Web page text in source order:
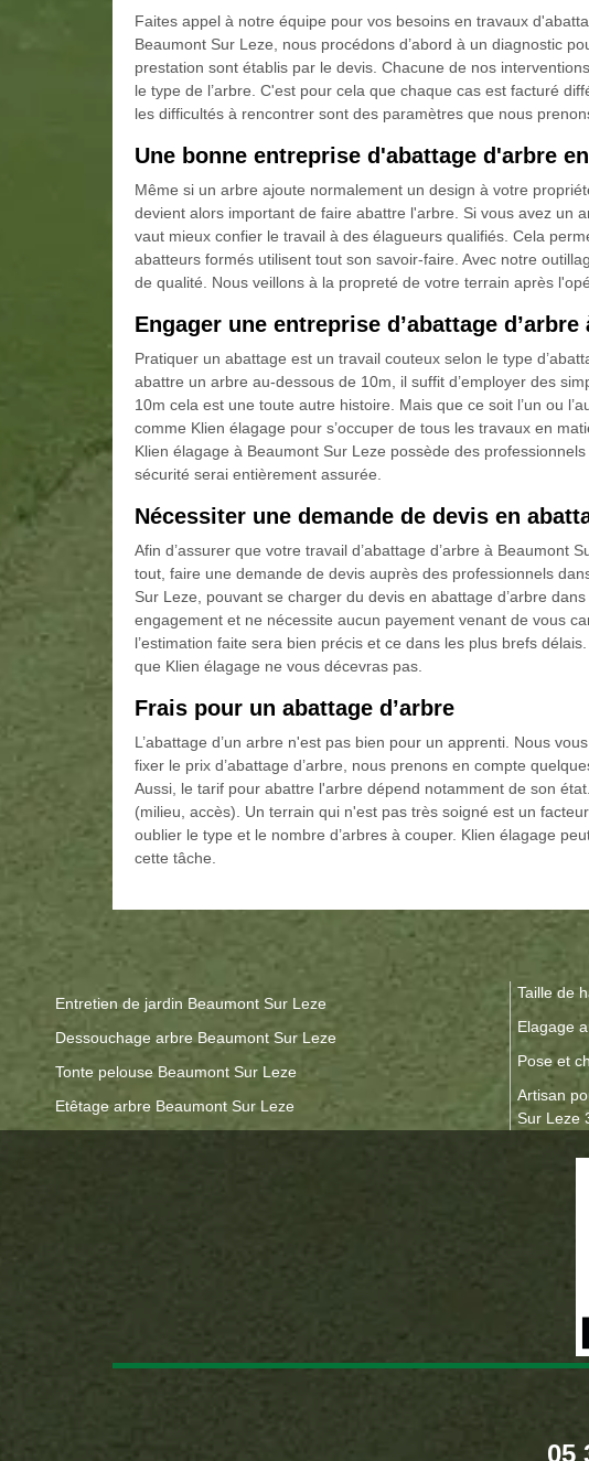
Faites appel à notre équipe pour vos besoins en travaux
Beaumont Sur Leze, nous procédons d’abord à un diagnostic
prestation sont établis par le devis. Chacune de nos
le type de l’arbre. C'est pour cela que chaque cas est facturé
les difficultés à rencontrer sont des paramètres que nous
Une bonne entreprise d'abattage d'arbre
Même si un arbre ajoute normalement un design à votre
devient alors important de faire abattre l'arbre. Si vous avez un
vaut mieux confier le travail à des élagueurs qualifiés. Cela
abatteurs formés utilisent tout son savoir-faire. Avec notre
de qualité. Nous veillons à la propreté de votre terrain après
Engager une entreprise d’abattage
Pratiquer un abattage est un travail couteux selon le type
abattre un arbre au-dessous de 10m, il suffit d’employer des
10m cela est une toute autre histoire. Mais que ce soit l’un ou
comme Klien élagage pour s’occuper de tous les travaux en
Klien élagage à Beaumont Sur Leze possède des
sécurité serai entièrement assurée.
Nécessiter une demande de devis en
Afin d’assurer que votre travail d’abattage d’arbre à Beaumont
tout, faire une demande de devis auprès des professionnels
Sur Leze, pouvant se charger du devis en abattage d’arbre
engagement et ne nécessite aucun payement venant de vous
l’estimation faite sera bien précis et ce dans les plus brefs
que Klien élagage ne vous décevras pas.
Frais pour un abattage d’arbre
L’abattage d’un arbre n'est pas bien pour un apprenti. Nous
fixer le prix d’abattage d’arbre, nous prenons en compte
Aussi, le tarif pour abattre l'arbre dépend notamment de son
(milieu, accès). Un terrain qui n'est pas très soigné est un
oublier le type et le nombre d’arbres à couper. Klien élagage
cette tâche.
Entretien de jardin Beaumont Sur Leze
Dessouchage arbre Beaumont Sur Leze
Tonte pelouse Beaumont Sur Leze
Etêtage arbre Beaumont Sur Leze
Taille de
Elagage
Pose et
Artisan
Sur Leze
05